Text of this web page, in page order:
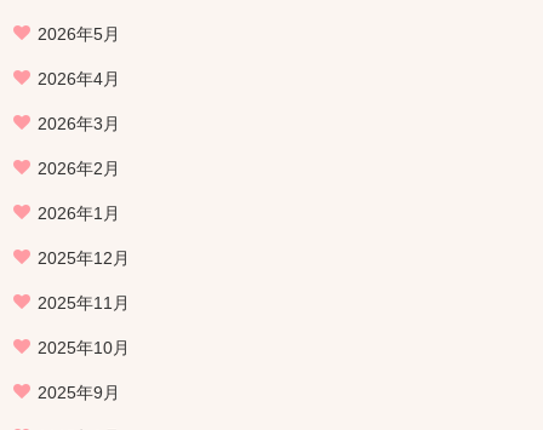
2026年5月
2026年4月
2026年3月
2026年2月
2026年1月
2025年12月
2025年11月
2025年10月
2025年9月